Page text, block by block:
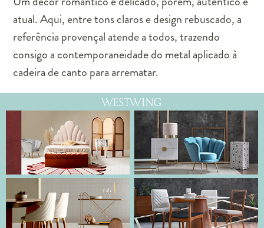
atual. Aqui, entre tons claros e design rebuscado, a
referência provençal atende a todos, trazendo
consigo a contemporaneidade do metal aplicado à
cadeira de canto para arrematar.